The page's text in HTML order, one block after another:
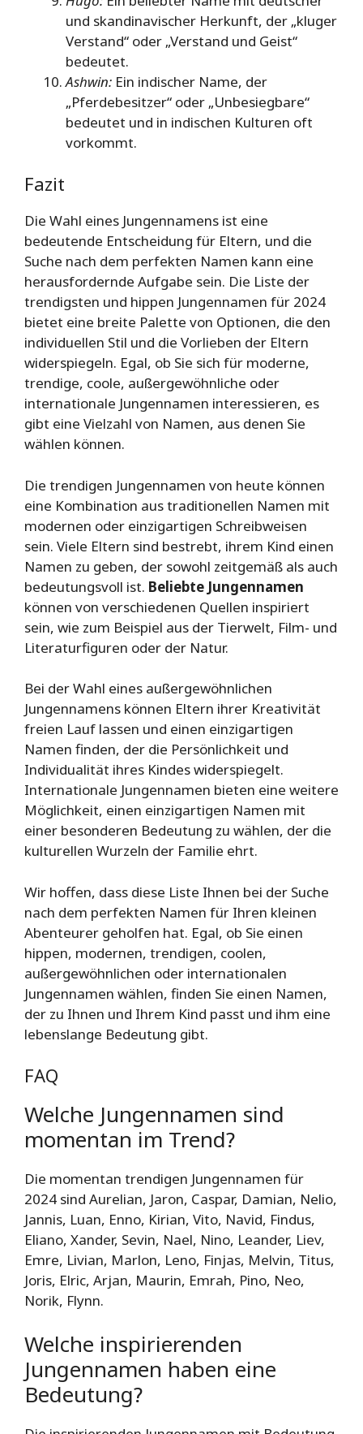
und skandinavischer Herkunft, der „kluger
Verstand“ oder „Verstand und Geist“
bedeutet.
Ashwin: Ein indischer Name, der
„Pferdebesitzer“ oder „Unbesiegbare“
bedeutet und in indischen Kulturen oft
vorkommt.
Fazit
Die Wahl eines Jungennamens ist eine
bedeutende Entscheidung für Eltern, und die
Suche nach dem perfekten Namen kann eine
herausfordernde Aufgabe sein. Die Liste der
trendigsten und hippen Jungennamen für 2024
bietet eine breite Palette von Optionen, die den
individuellen Stil und die Vorlieben der Eltern
widerspiegeln. Egal, ob Sie sich für moderne,
trendige, coole, außergewöhnliche oder
internationale Jungennamen interessieren, es
gibt eine Vielzahl von Namen, aus denen Sie
wählen können.
Die trendigen Jungennamen von heute können
eine Kombination aus traditionellen Namen mit
modernen oder einzigartigen Schreibweisen
sein. Viele Eltern sind bestrebt, ihrem Kind einen
Namen zu geben, der sowohl zeitgemäß als auch
bedeutungsvoll ist. Beliebte Jungennamen
können von verschiedenen Quellen inspiriert
sein, wie zum Beispiel aus der Tierwelt, Film- und
Literaturfiguren oder der Natur.
Bei der Wahl eines außergewöhnlichen
Jungennamens können Eltern ihrer Kreativität
freien Lauf lassen und einen einzigartigen
Namen finden, der die Persönlichkeit und
Individualität ihres Kindes widerspiegelt.
Internationale Jungennamen bieten eine weitere
Möglichkeit, einen einzigartigen Namen mit
einer besonderen Bedeutung zu wählen, der die
kulturellen Wurzeln der Familie ehrt.
Wir hoffen, dass diese Liste Ihnen bei der Suche
nach dem perfekten Namen für Ihren kleinen
Abenteurer geholfen hat. Egal, ob Sie einen
hippen, modernen, trendigen, coolen,
außergewöhnlichen oder internationalen
Jungennamen wählen, finden Sie einen Namen,
der zu Ihnen und Ihrem Kind passt und ihm eine
lebenslange Bedeutung gibt.
FAQ
Welche Jungennamen sind
momentan im Trend?
Die momentan trendigen Jungennamen für
2024 sind Aurelian, Jaron, Caspar, Damian, Nelio,
Jannis, Luan, Enno, Kirian, Vito, Navid, Findus,
Eliano, Xander, Sevin, Nael, Nino, Leander, Liev,
Emre, Livian, Marlon, Leno, Finjas, Melvin, Titus,
Joris, Elric, Arjan, Maurin, Emrah, Pino, Neo,
Norik, Flynn.
Welche inspirierenden
Jungennamen haben eine
Bedeutung?